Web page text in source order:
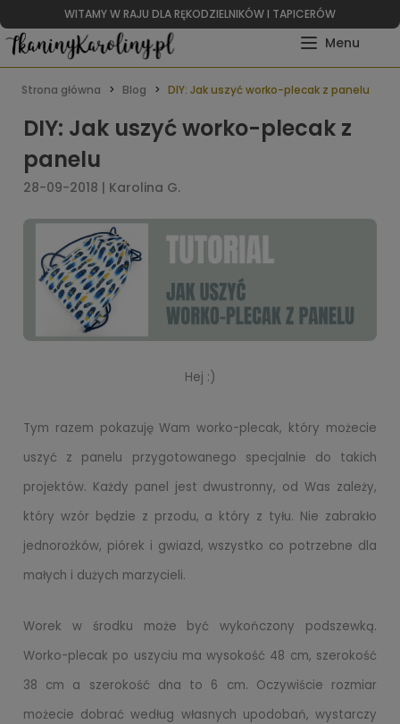
WITAMY W RAJU DLA RĘKODZIELNIKÓW I TAPICERÓW
Strona główna Blog DIY: Jak uszyć worko-plecak z panelu
DIY: Jak uszyć worko-plecak z
panelu
28-09-2018 | Karolina G.
Hej :)
Tym razem pokazuję Wam worko-plecak, który możecie
uszyć z panelu przygotowanego specjalnie do takich
projektów. Każdy panel jest dwustronny, od Was zależy,
który wzór będzie z przodu, a który z tyłu. Nie zabrakło
jednorożków, piórek i gwiazd, wszystko co potrzebne dla
małych i dużych marzycieli.
Worek w środku może być wykończony podszewką.
Worko-plecak po uszyciu ma wysokość 48 cm, szerokość
38 cm a szerokość dna to 6 cm. Oczywiście rozmiar
możecie dobrać według własnych upodobań, wystarczy